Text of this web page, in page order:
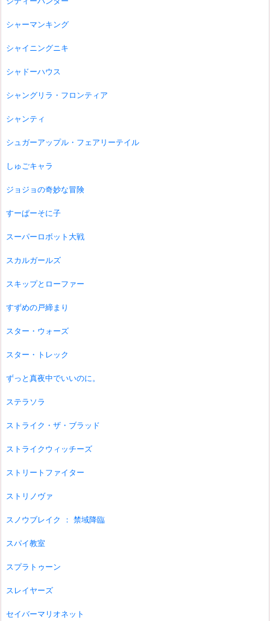
シャーマンキング
シャイニングニキ
シャドーハウス
シャングリラ・フロンティア
シャンティ
シュガーアップル・フェアリーテイル
しゅごキャラ
ジョジョの奇妙な冒険
すーぱーそに子
スーパーロボット大戦
スカルガールズ
スキップとローファー
すずめの戸締まり
スター・ウォーズ
スター・トレック
ずっと真夜中でいいのに。
ステラソラ
ストライク・ザ・ブラッド
ストライクウィッチーズ
ストリートファイター
ストリノヴァ
スノウブレイク ： 禁域降臨
スパイ教室
スプラトゥーン
スレイヤーズ
セイバーマリオネット